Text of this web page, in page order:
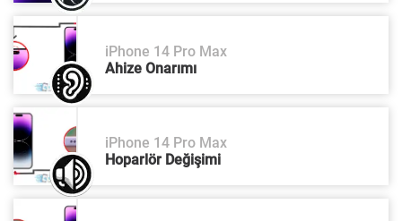
iPhone 14 Pro Max
Ahize Onarımı
iPhone 14 Pro Max
Hoparlör Değişimi